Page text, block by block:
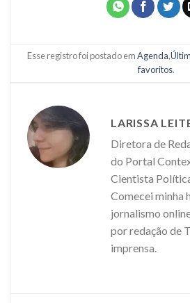
Esse registro foi postado emAgenda,
favoritos.
LARISSA
Diretora de
do Portal
Cientista
Comecei minha
jornalismo
por redação de
imprensa.